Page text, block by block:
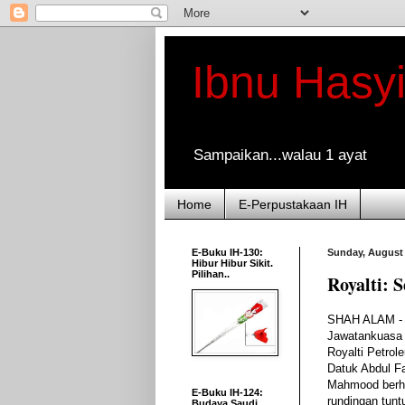
Ibnu
Sampaikan...walau 1 ayat
Home E-Perpustakaan IH
Sunday, August
Royalti:
SHAH ALAM -
Royalti
Datuk Abdul
Mahmood
rundingan
E-Buku IH-130:
Hibur Hibur Sikit.
Pilihan..
E-Buku IH-124: